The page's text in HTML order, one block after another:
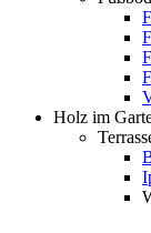
Holz im